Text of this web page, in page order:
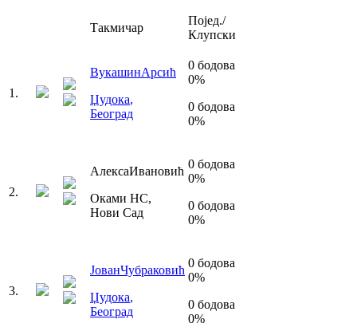
Такмичар
Појед./
Клупски
1 .
ВукашинАрсић
Џудока,
Београд
0 бодова
0%
0 бодова
0%
2.
АлексаИвановић
Оками НС,
Нови Сад
0 бодова
0%
0 бодова
0%
3.
ЈованЧубраковић
Џудока,
Београд
0 бодова
0%
0 бодова
0%